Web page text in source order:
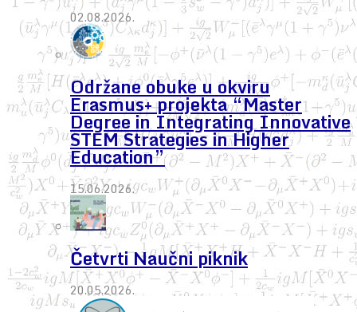
02.08.2026.
Održane obuke u okviru
Erasmus+ projekta “Master
Degree in Integrating Innovative
STEM Strategies in Higher
Education”
15.06.2026.
Četvrti Naučni piknik
20.05.2026.